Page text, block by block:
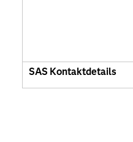
SAS Kontaktdetails